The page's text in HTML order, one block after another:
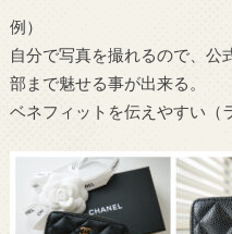
例）
自分で写真を撮れるので、公
部まで魅せる事が出来る。
ベネフィットを伝えやすい（